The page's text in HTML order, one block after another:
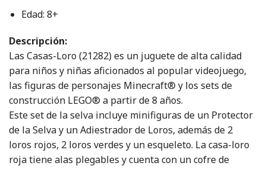
Edad: 8+
Descripción:
Las Casas-Loro (21282) es un juguete de alta calidad
para niños y niñas aficionados al popular videojuego,
las figuras de personajes Minecraft® y los sets de
construcción LEGO® a partir de 8 años.
Este set de la selva incluye minifiguras de un Protector
de la Selva y un Adiestrador de Loros, además de 2
loros rojos, 2 loros verdes y un esqueleto. La casa-loro
roja tiene alas plegables y cuenta con un cofre de